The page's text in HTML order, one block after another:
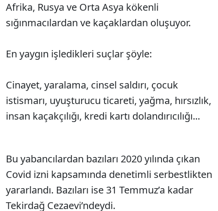
Afrika, Rusya ve Orta Asya kökenli
sığınmacılardan ve kaçaklardan oluşuyor.
En yaygın işledikleri suçlar şöyle:
Cinayet, yaralama, cinsel saldırı, çocuk
istismarı, uyuşturucu ticareti, yağma, hırsızlık,
insan kaçakçılığı, kredi kartı dolandırıcılığı...
Bu yabancılardan bazıları 2020 yılında çıkan
Covid izni kapsamında denetimli serbestlikten
yararlandı. Bazıları ise 31 Temmuz’a kadar
Tekirdağ Cezaevi’ndeydi.